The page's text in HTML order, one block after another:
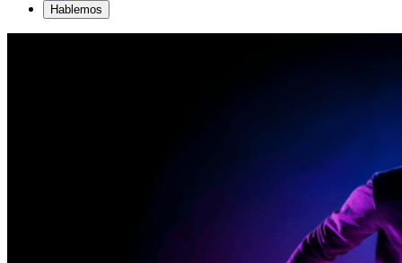
Hablemos